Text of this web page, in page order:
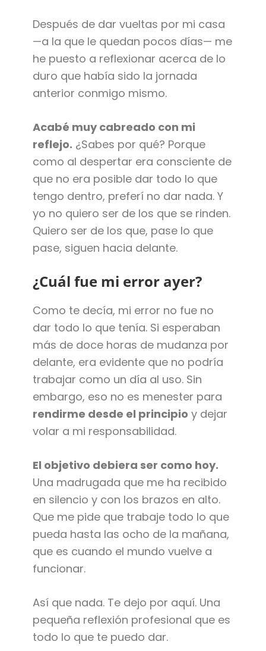
Después de dar vueltas por mi casa
—a la que le quedan pocos días— me
he puesto a reflexionar acerca de lo
duro que había sido la jornada
anterior conmigo mismo.
Acabé muy cabreado con mi
reflejo. ¿Sabes por qué? Porque
como al despertar era consciente de
que no era posible dar todo lo que
tengo dentro, preferí no dar nada. Y
yo no quiero ser de los que se rinden.
Quiero ser de los que, pase lo que
pase, siguen hacia delante.
¿Cuál fue mi error ayer?
Como te decía, mi error no fue no
dar todo lo que tenía. Si esperaban
más de doce horas de mudanza por
delante, era evidente que no podría
trabajar como un día al uso. Sin
embargo, eso no es menester para
rendirme desde el principio y dejar
volar a mi responsabilidad.
El objetivo debiera ser como hoy.
Una madrugada que me ha recibido
en silencio y con los brazos en alto.
Que me pide que trabaje todo lo que
pueda hasta las ocho de la mañana,
que es cuando el mundo vuelve a
funcionar.
Así que nada. Te dejo por aquí. Una
pequeña reflexión profesional que es
todo lo que te puedo dar.